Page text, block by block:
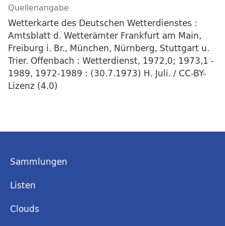
Quellenangabe
Wetterkarte des Deutschen Wetterdienstes :
Amtsblatt d. Wetterämter Frankfurt am Main,
Freiburg i. Br., München, Nürnberg, Stuttgart u.
Trier. Offenbach : Wetterdienst, 1972,0; 1973,1 -
1989, 1972-1989 : (30.7.1973) H. Juli. / CC-BY-
Lizenz (4.0)
Sammlungen
Listen
Clouds